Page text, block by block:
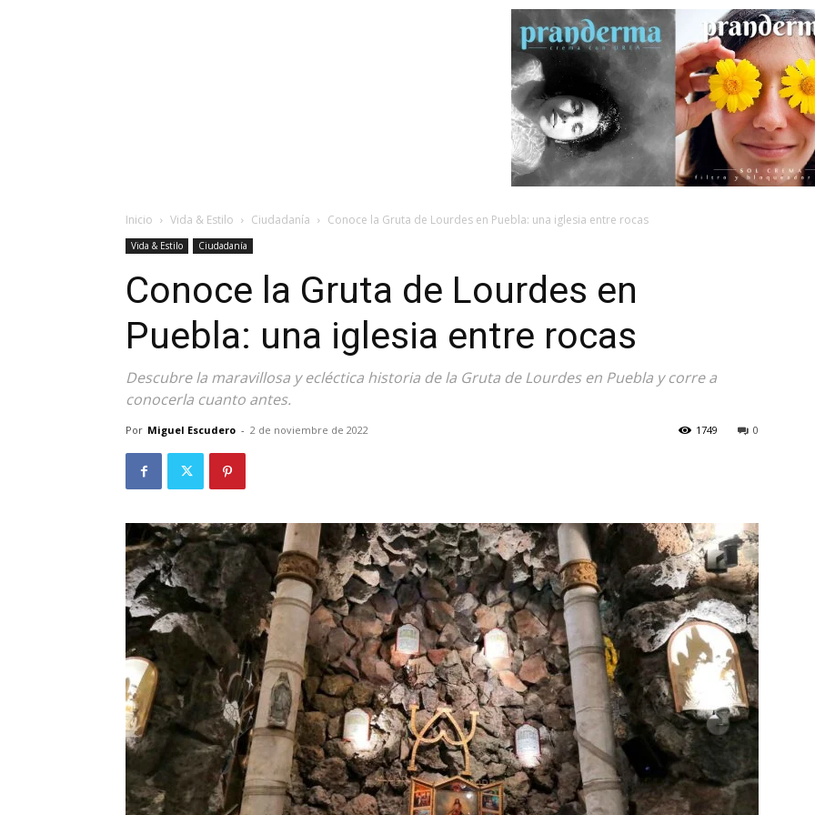
Inicio Vida & Estilo Ciudadanía Conoce la Gruta de Lourdes en Puebla: una iglesia entre rocas
Vida & Estilo Ciudadanía
Conoce la Gruta de Lourdes en
Puebla: una iglesia entre rocas
Descubre la maravillosa y ecléctica historia de la Gruta de Lourdes en Puebla y corre a
conocerla cuanto antes.
Por Miguel Escudero - 2 de noviembre de 2022 0
1749